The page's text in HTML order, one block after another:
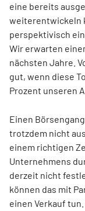
eine bereits
weiterentwickeln
perspektivisch
Wir erwarten
nächsten Jahre.
gut, wenn diese
Prozent unseren
Einen
trotzdem nicht
einem richtigen
Unternehmens
derzeit nicht
können das mit
einen Verkauf